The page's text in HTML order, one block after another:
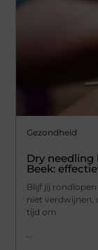
Gezondheid
Dry
Beek:
Blijf jij
niet verdwijnen,
tijd om
...